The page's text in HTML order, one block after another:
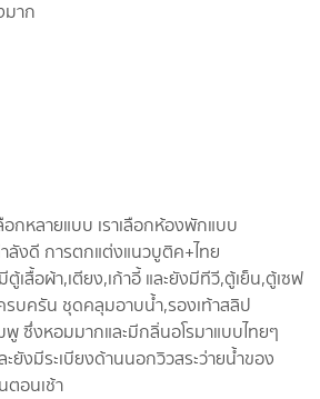
มาก
กหลายแบบ เราเลือกห้องพักแบบ
ลังดี การตกแต่งแนวบูติค+ไทย
เสื้อผ้า,เตียง,เก้าอี้ และยังมีทีวี,ตู้เย็น,ตู้เซฟ
รบครัน ชุดคลุมอาบน้ำ,รองเท้าสลิป
พู ซึ่งหอมมากและมีกลิ่นอโรมาแบบไทยๆ
ยังมีระเบียงด้านนอกวิวสระว่ายน้ำของ
ตอนเช้า